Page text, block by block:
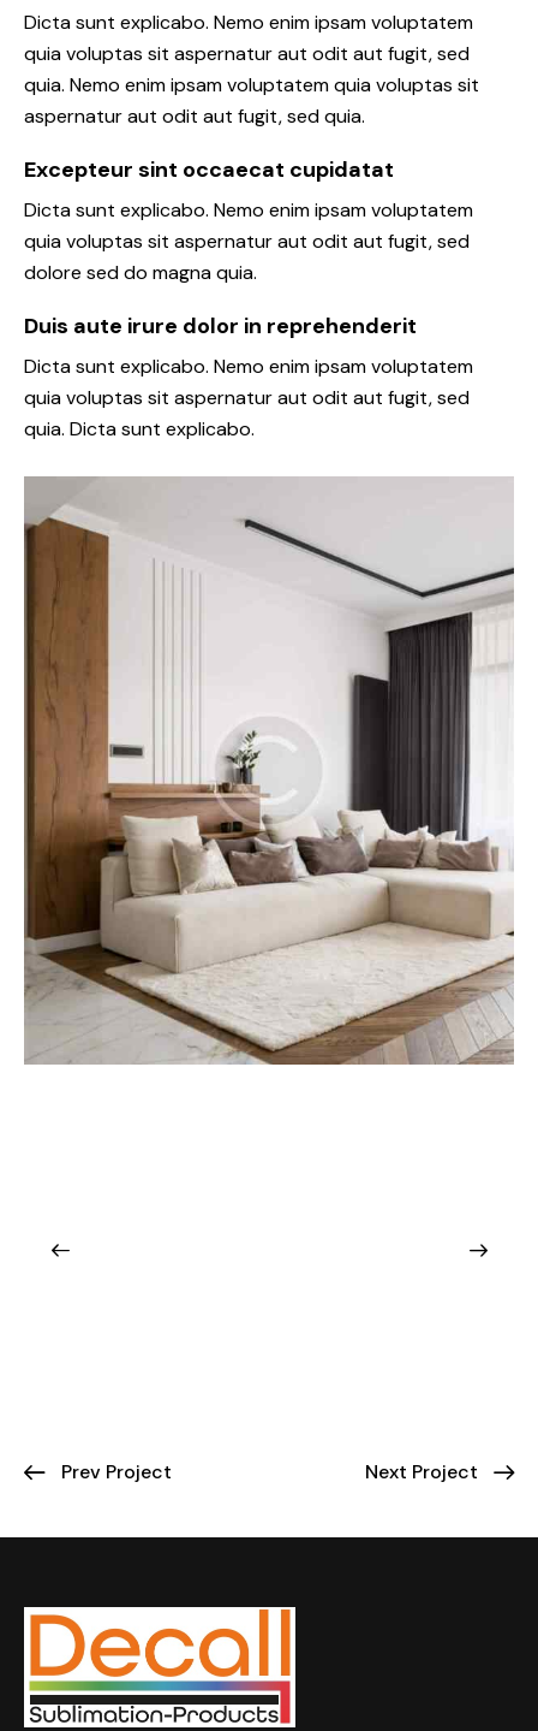
Dicta sunt explicabo. Nemo enim ipsam voluptatem
quia voluptas sit aspernatur aut odit aut fugit, sed
quia. Nemo enim ipsam voluptatem quia voluptas sit
aspernatur aut odit aut fugit, sed quia.
Excepteur sint occaecat cupidatat
Dicta sunt explicabo. Nemo enim ipsam voluptatem
quia voluptas sit aspernatur aut odit aut fugit, sed
dolore sed do magna quia.
Duis aute irure dolor in reprehenderit
Dicta sunt explicabo. Nemo enim ipsam voluptatem
quia voluptas sit aspernatur aut odit aut fugit, sed
quia. Dicta sunt explicabo.
Prev Project Next Project